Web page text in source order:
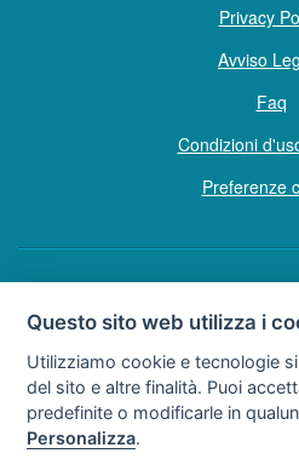
Privacy
Avviso
Faq
Condizioni
Preferenze
Copyright © Tutti i
Soggetto sottoposto a direzione e
via A. Costa n° 2 - 63822
Questo sito web utilizza i
Utilizziamo cookie e tecnologie
del sito e altre finalità. Puoi
predefinite o modificarle in
Personalizza.